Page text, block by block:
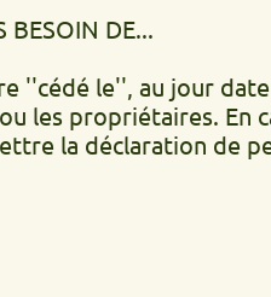
DE...
le'', au jour date et
En cas de
de perte ou